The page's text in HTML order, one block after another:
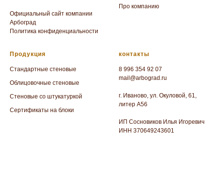
Официальный сайт компании
Арбоград
Политика конфиденциальности
Про компанию
Продукция
Стандартные стеновые
Облицовочные стеновые
Стеновые со штукатуркой
Сертификаты на блоки
контакты
8 996 354 92 07
mail@arbograd.ru
г. Иваново, ул. Окуловой, 61,
литер А56
ИП Сосновиков Илья Игоревич
ИНН 370649243601